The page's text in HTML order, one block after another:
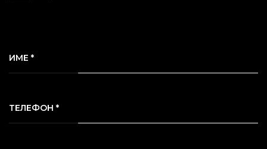
ИМЕ *
ТЕЛЕФОН *